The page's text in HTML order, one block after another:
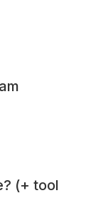
(+ tool